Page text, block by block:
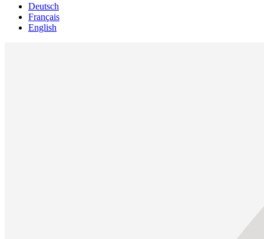
Deutsch
Français
English